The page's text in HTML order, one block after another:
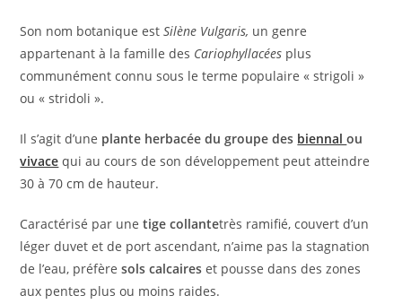
Son nom botanique estSilène Vulgaris, un genre
appartenant à la famille des Cariophyllacées plus
communément connu sous le terme populaire « strigoli »
ou « stridoli ».
Il s’agit d’une plante herbacée du groupe des biennalou
vivace qui au cours de son développement peut atteindre
30 à 70 cm de hauteur.
Caractérisé par unetige collantetrès ramifié, couvert d’un
léger duvet et de port ascendant, n’aime pas la stagnation
de l’eau, préfèresols calcaires et pousse dans des zones
aux pentes plus ou moins raides.